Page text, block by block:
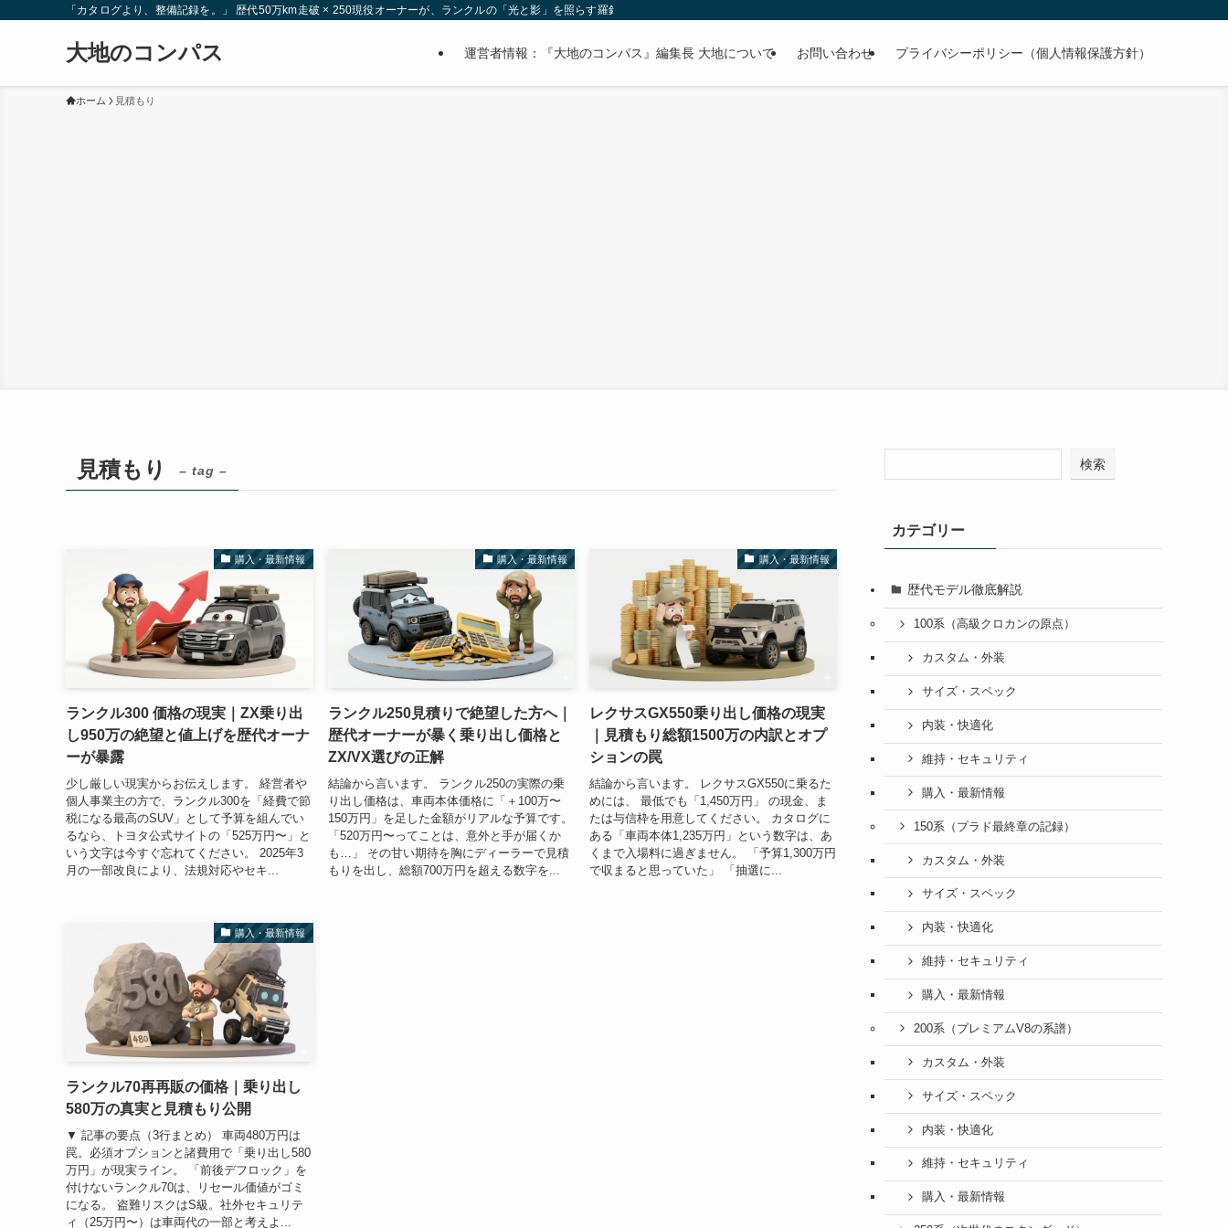
「カタログより、整備記録を。」 歴代50万km走破 × 250現役オーナーが、ランクルの「光と影」を照らす羅針盤。
大地のコンパス 運営者情報：『大地のコンパス』編集長 大地について お問い合わせ プライバシーポリシー（個人情報保護方針）
ホーム 見積もり
見積もり – tag –
購入・最新情報
ランクル300 価格の現実｜ZX乗り出
し950万の絶望と値上げを歴代オーナ
ーが暴露
少し厳しい現実からお伝えします。 経営者や
個人事業主の方で、ランクル300を「経費で節
税になる最高のSUV」として予算を組んでい
るなら、トヨタ公式サイトの「525万円〜」と
いう文字は今すぐ忘れてください。 2025年3
月の一部改良により、法規対応やセキ...
購入・最新情報
ランクル250見積りで絶望した方へ｜
歴代オーナーが暴く乗り出し価格と
ZX/VX選びの正解
結論から言います。 ランクル250の実際の乗
り出し価格は、車両本体価格に「＋100万〜
150万円」を足した金額がリアルな予算です。
「520万円〜ってことは、意外と手が届くか
も…」 その甘い期待を胸にディーラーで見積
もりを出し、総額700万円を超える数字を...
購入・最新情報
レクサスGX550乗り出し価格の現実
｜見積もり総額1500万の内訳とオプ
ションの罠
結論から言います。 レクサスGX550に乗るた
めには、 最低でも「1,450万円」 の現金、ま
たは与信枠を用意してください。 カタログに
ある「車両本体1,235万円」という数字は、あ
くまで入場料に過ぎません。 「予算1,300万円
で収まると思っていた」 「抽選に...
購入・最新情報
ランクル70再再販の価格｜乗り出し
580万の真実と見積もり公開
▼ 記事の要点（3行まとめ） 車両480万円は
罠。必須オプションと諸費用で「乗り出し580
万円」が現実ライン。 「前後デフロック」を
付けないランクル70は、リセール価値がゴミ
になる。 盗難リスクはS級。社外セキュリテ
ィ（25万円〜）は車両代の一部と考えよ...
検索
カテゴリー
歴代モデル徹底解説
100系（高級クロカンの原点）
カスタム・外装
サイズ・スペック
内装・快適化
維持・セキュリティ
購入・最新情報
150系（プラド最終章の記録）
カスタム・外装
サイズ・スペック
内装・快適化
維持・セキュリティ
購入・最新情報
200系（プレミアムV8の系譜）
カスタム・外装
サイズ・スペック
内装・快適化
維持・セキュリティ
購入・最新情報